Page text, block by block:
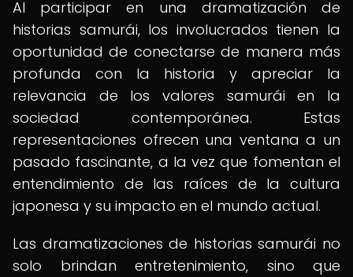
Al participar en una dramatización de
historias samurái, los involucrados tienen la
oportunidad de conectarse de manera más
profunda con la historia y apreciar la
relevancia de los valores samurái en la
sociedad contemporánea. Estas
representaciones ofrecen una ventana a un
pasado fascinante, a la vez que fomentan el
entendimiento de las raíces de la cultura
japonesa y su impacto en el mundo actual.
Las dramatizaciones de historias samurái no
solo brindan entretenimiento, sino que